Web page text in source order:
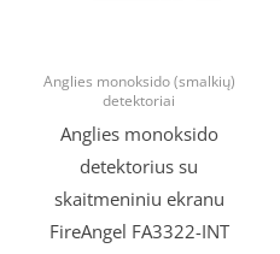
Anglies monoksido (smalkių)
detektoriai
Anglies monoksido
detektorius su
skaitmeniniu ekranu
FireAngel FA3322-INT